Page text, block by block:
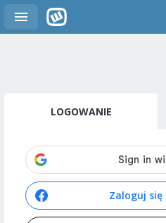
LOGOWANIE
Zaloguj się